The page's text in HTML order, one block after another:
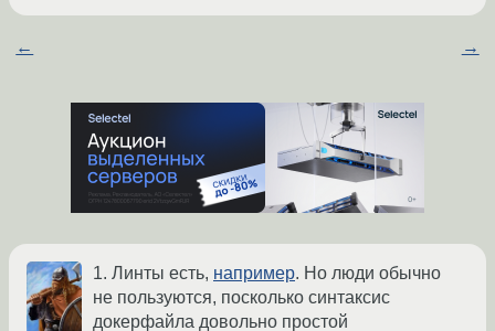
← →
1. Линты есть, например. Но люди обычно
не пользуются, посколько синтаксис
докерфайла довольно простой